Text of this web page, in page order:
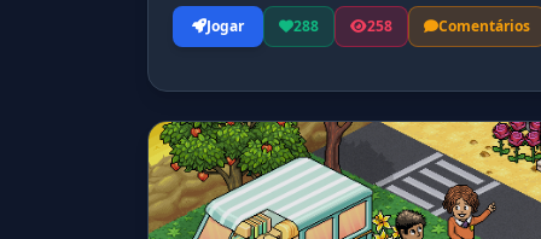
Jogar 288 258 Comentários